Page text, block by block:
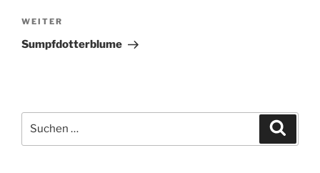
Nächster
Beitrag
WEITER
Sumpfdotterblume
nach: